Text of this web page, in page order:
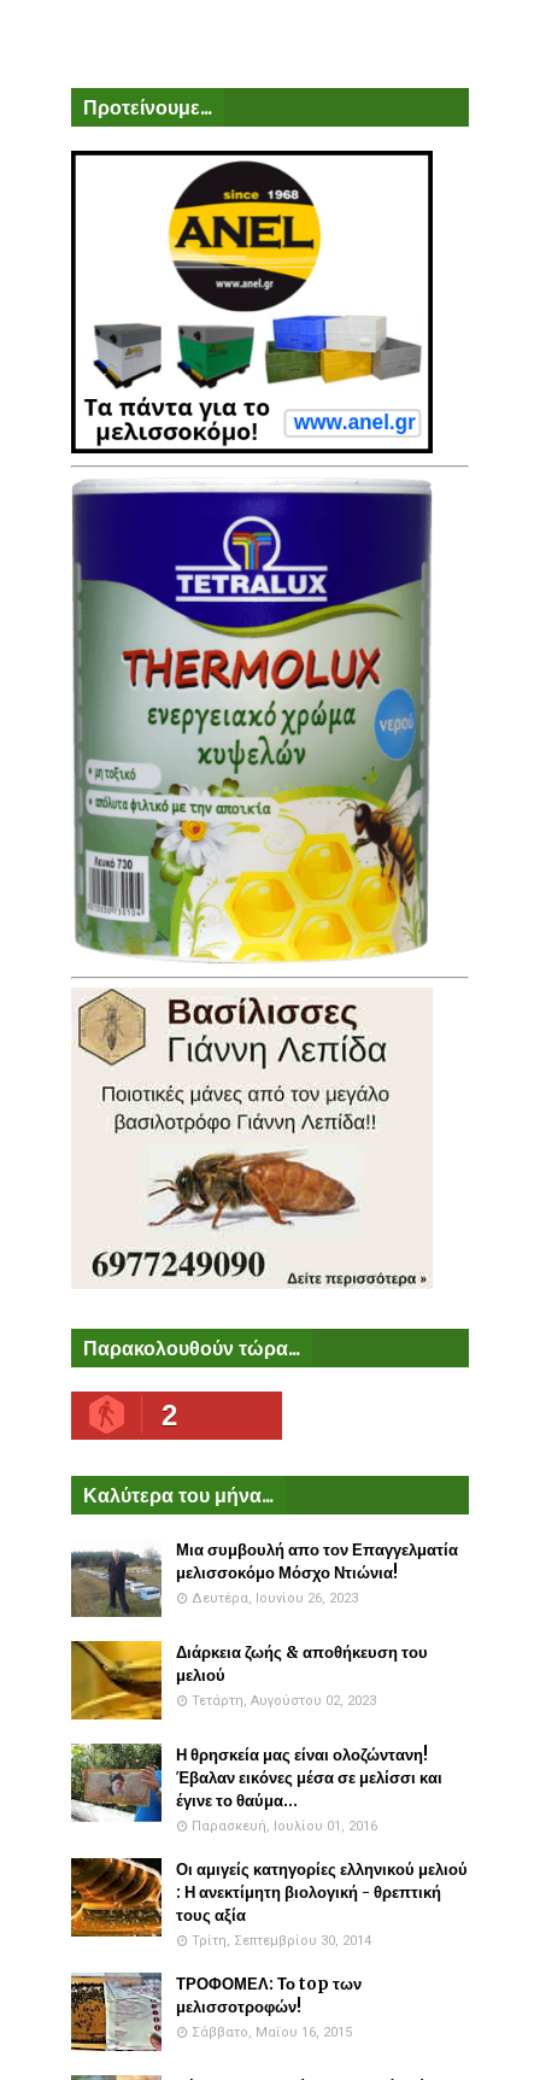
Προτείνουμε...
Παρακολουθούν τώρα...
2
Καλύτερα του μήνα...
Μια συμβουλή απο τον Επαγγελματία
μελισσοκόμο Μόσχο Ντιώνια!
Δευτέρα, Ιουνίου 26, 2023
Διάρκεια ζωής & αποθήκευση του
μελιού
Τετάρτη, Αυγούστου 02, 2023
Η θρησκεία μας είναι ολοζώντανη!
Έβαλαν εικόνες μέσα σε μελίσσι και
έγινε το θαύμα...
Παρασκευή, Ιουλίου 01, 2016
Οι αμιγείς κατηγορίες ελληνικού μελιού
: Η ανεκτίμητη βιολογική - θρεπτική
τους αξία
Τρίτη, Σεπτεμβρίου 30, 2014
ΤΡΟΦΟΜΕΛ: Το top των
μελισσοτροφών!
Σάββατο, Μαΐου 16, 2015